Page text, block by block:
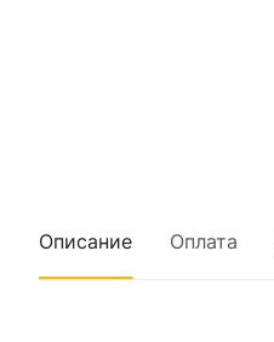
Описание Оплата